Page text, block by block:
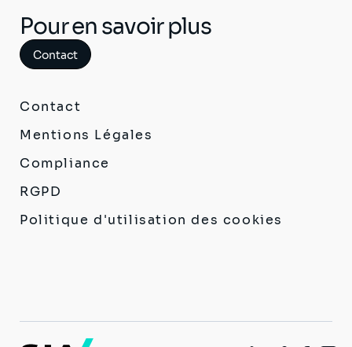
Pour en savoir plus
Contact
Contact
Mentions Légales
Compliance
RGPD
Politique d'utilisation des cookies